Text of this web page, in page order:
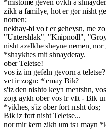
*mistome geven oykh a
zikh a familye, hot er gor nisht
nomen;
nekhay-bi volt er geheysn, me
"Untershlak", "Knipnodl",
nisht azelkhe sheyne nemen,
*shaykhes mit shnayderay.
ober Teletse!
vos iz im gefeln gevorn a teletse?
vet ir zogn: *lemay Bik?
s'iz den nishto keyn mentshn,
zogt aykh ober vos ir vilt - Bik
*yikhes, s'iz ober fort nisht dos;
Bik iz fort nisht Teletse...
nor mir kern zikh um tsu mayn